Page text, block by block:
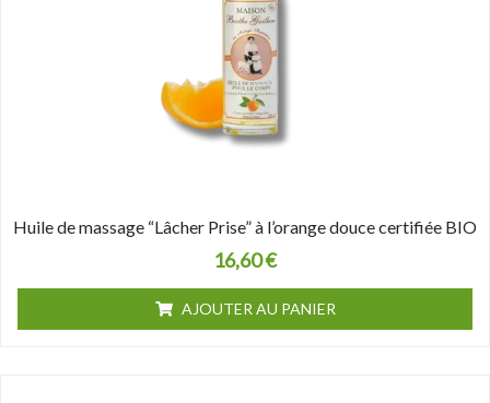
Huile de massage “Lâcher Prise” à l’orange douce certifiée BIO
16,60€
AJOUTER AU PANIER